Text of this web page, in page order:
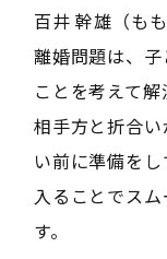
百井 幹雄（も
離婚問題は、
ことを考えて解
相手方と折合
い前に準備を
入ることでス
す。